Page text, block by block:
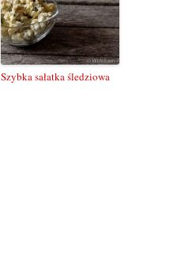
Szybka sałatka śledziowa